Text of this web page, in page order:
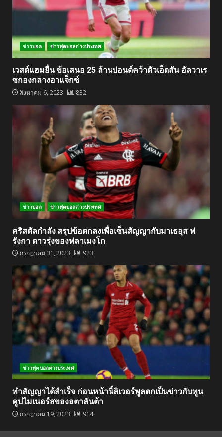
ข่าวบอล ข่าวฟุตบอลต่างประเทศ
เวสต์แฮมยื่น ข้อเสนอ 25 ล้านปอนด์คว้าตัวเอ็ดสัน อัลวาเร
ซกองกลางอาแจ็กซ์
สิงหาคม 6, 2023 832
ข่าวบอล ข่าวฟุตบอลต่างประเทศ
คริสตัลกำลัง สรุปข้อตกลงเพื่อเซ็นสัญญากับมาเธอุส ฟ
รังกา ดาวรุ่งของฟลาเมงโก
กรกฎาคม 31, 2023 923
ข่าวฟุตบอลต่างประเทศ
ทำสัญญาได้สำเร็จ ก่อนหน้านี้ลิเวอร์พูลตกเป็นข่าวกับทูน
คูปไมเนอร์สของอตาลันต้า
กรกฎาคม 19, 2023 914